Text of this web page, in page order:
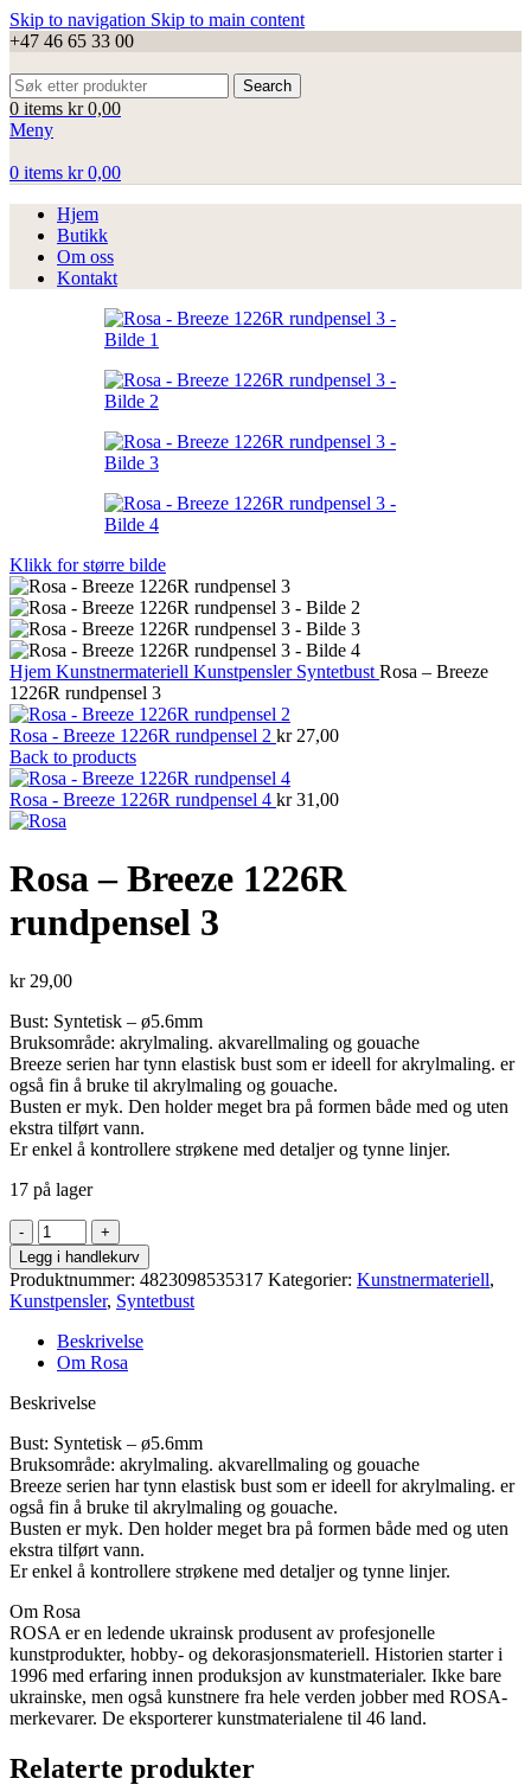
Skip to navigation Skip to main content
+47 46 65 33 00
Search
0 items kr0,00
Meny
0 items kr0,00
Hjem
Butikk
Om oss
Kontakt
Klikk for større bilde
Hjem Kunstnermateriell Kunstpensler Syntetbust Rosa – Breeze
1226R rundpensel 3
Rosa - Breeze 1226R rundpensel 2 kr27,00
Back to products
Rosa - Breeze 1226R rundpensel 4 kr31,00
Rosa – Breeze 1226R
rundpensel 3
kr29,00
Bust: Syntetisk – ø5.6mm
Bruksområde: akrylmaling. akvarellmaling og gouache
Breeze serien har tynn elastisk bust som er ideell for akrylmaling. er
også fin å bruke til akrylmaling og gouache.
Busten er myk. Den holder meget bra på formen både med og uten
ekstra tilført vann.
Er enkel å kontrollere strøkene med detaljer og tynne linjer.
17 på lager
Rosa
-
Breeze
1226R
rundpensel
3
antall
Legg i handlekurv
Produktnummer: 4823098535317 Kategorier: Kunstnermateriell,
Kunstpensler, Syntetbust
Beskrivelse
Om Rosa
Beskrivelse
Bust: Syntetisk – ø5.6mm
Bruksområde: akrylmaling. akvarellmaling og gouache
Breeze serien har tynn elastisk bust som er ideell for akrylmaling. er
også fin å bruke til akrylmaling og gouache.
Busten er myk. Den holder meget bra på formen både med og uten
ekstra tilført vann.
Er enkel å kontrollere strøkene med detaljer og tynne linjer.
Om Rosa
ROSA er en ledende ukrainsk produsent av profesjonelle
kunstprodukter, hobby- og dekorasjonsmateriell. Historien starter i
1996 med erfaring innen produksjon av kunstmaterialer. Ikke bare
ukrainske, men også kunstnere fra hele verden jobber med ROSA-
merkevarer. De eksporterer kunstmaterialene til 46 land.
Relaterte produkter